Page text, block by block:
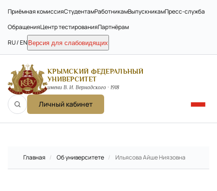
Приёмная комиссияСтудентамРаботникамВыпускникамПресс-служба
ОбращенияЦентр тестированияПартнёрам
RU / EN Версия для слабовидящих
КРЫМСКИЙ ФЕДЕРАЛЬНЫЙ
УНИВЕРСИТЕТ
имени В. И. Вернадского · 1918
Личный кабинет
Главная / Об университете / Ильясова Айше Ниязовна